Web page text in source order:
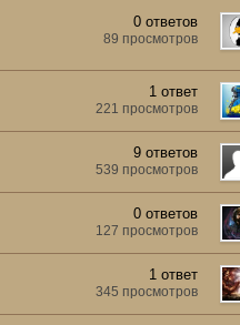
0 ответов
89 просмотров
1 ответ
221 просмотров
9 ответов
539 просмотров
0 ответов
127 просмотров
1 ответ
345 просмотров